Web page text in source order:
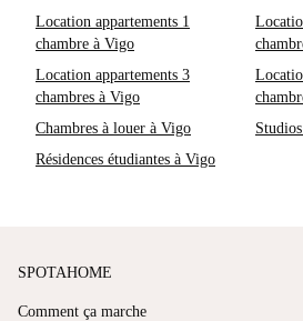
Location appartements 1
chambre à Vigo
Location appartements 3
chambres à Vigo
Chambres à louer à Vigo
Résidences étudiantes à Vigo
SPOTAHOME
Comment ça marche